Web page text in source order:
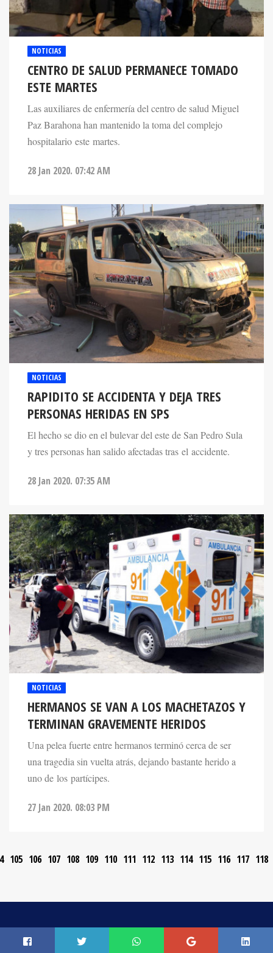
NOTICIAS
CENTRO DE SALUD PERMANECE TOMADO
ESTE MARTES
Las auxiliares de enfermería del centro de salud Miguel
Paz Barahona han mantenido la toma del complejo
hospitalario este martes.
28 Jan 2020. 07:42 AM
NOTICIAS
RAPIDITO SE ACCIDENTA Y DEJA TRES
PERSONAS HERIDAS EN SPS
El hecho se dio en el bulevar del este de San Pedro Sula
y tres personas han salido afectadas tras el accidente.
28 Jan 2020. 07:35 AM
NOTICIAS
HERMANOS SE VAN A LOS MACHETAZOS Y
TERMINAN GRAVEMENTE HERIDOS
Una pelea fuerte entre hermanos terminó cerca de ser
una tragedia sin vuelta atrás, dejando bastante herido a
uno de los partícipes.
27 Jan 2020. 08:03 PM
105 106 107 108 109 110 111 112 113 114 115 116 117 118
CONTACTO